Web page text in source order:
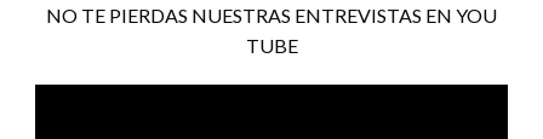
NO TE PIERDAS NUESTRAS ENTREVISTAS EN YOU
TUBE